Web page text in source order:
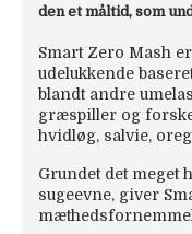
den et måltid, som
Smart Zero Mash
udelukkende
blandt andre
græspiller og
hvidløg, salvie,
Grundet det meget
sugeevne, giver